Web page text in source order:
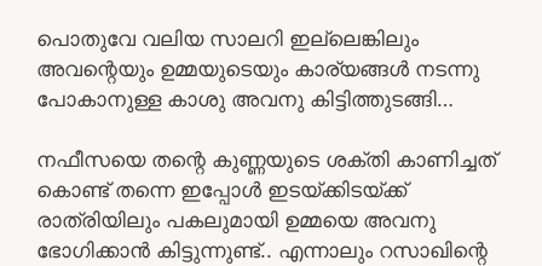
പൊതുവേ വലിയ സാലറി ഇല്ലെങ്കിലും
അവന്റെയും ഉമ്മയുടെയും കാര്യങ്ങൾ നടന്നു
പോകാനുള്ള കാശു അവനു കിട്ടിത്തുടങ്ങി…
നഫീസയെ തന്റെ കുണ്ണയുടെ ശക്തി കാണിച്ചത്
കൊണ്ട് തന്നെ ഇപ്പോൾ ഇടയ്ക്കിടയ്ക്ക്
രാത്രിയിലും പകലുമായി ഉമ്മയെ അവനു
ഭോഗിക്കാൻ കിട്ടുന്നുണ്ട്.. എന്നാലും റസാഖിന്റെ